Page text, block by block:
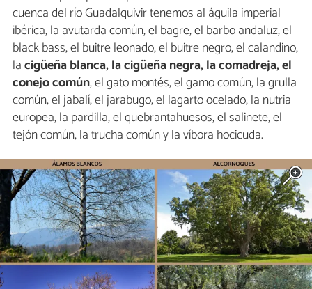
cuenca del río Guadalquivir tenemos al águila imperial
ibérica, la avutarda común, el bagre, el barbo andaluz, el
black bass, el buitre leonado, el buitre negro, el calandino,
lacigüeña blanca, la cigüeña negra, la comadreja, el
conejo común, el gato montés, el gamo común, la grulla
común, el jabalí, el jarabugo, el lagarto ocelado, la nutria
europea, la pardilla, el quebrantahuesos, el salinete, el
tejón común, la trucha común y la víbora hocicuda.